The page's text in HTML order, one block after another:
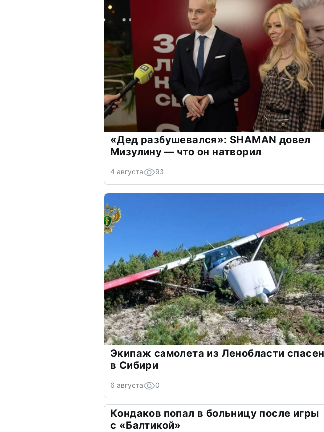
«Дед разбушевался»: SHAMAN довел
Мизулину — что он натворил
4 августа 93
Экипаж самолета из Ленобласти спасен
в Сибири
6 августа 0
Кондаков попал в больницу после игры
с «Балтикой»